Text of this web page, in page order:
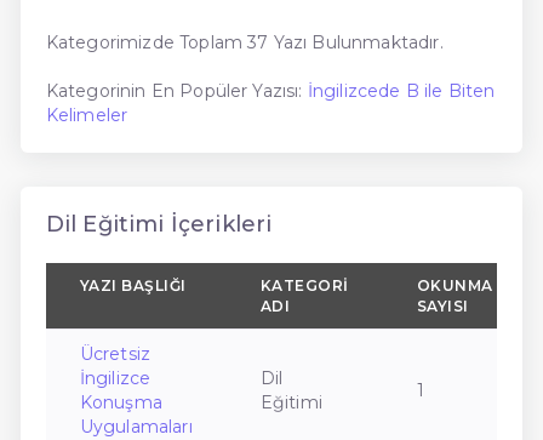
Kategorimizde Toplam 37 Yazı Bulunmaktadır.
Kategorinin En Popüler Yazısı: İngilizcede B ile Biten
Kelimeler
Dil Eğitimi İçerikleri
YAZI BAŞLIĞI
KATEGORI
ADI
OKUNMA
SAYISI
Ücretsiz
İngilizce
Konuşma
Uygulamaları
Dil
Eğitimi
1